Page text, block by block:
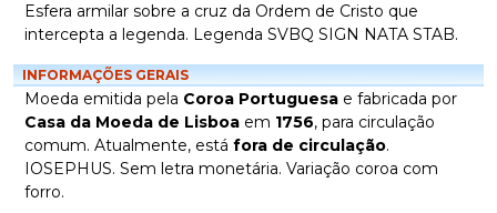
Esfera armilar sobre a cruz da Ordem de Cristo que
intercepta a legenda. Legenda SVBQ SIGN NATA STAB.
INFORMAÇÕES GERAIS
Moeda emitida pela Coroa Portuguesa e fabricada por
Casa da Moeda de Lisboa em 1756, para circulação
comum. Atualmente, está fora de circulação.
IOSEPHUS. Sem letra monetária. Variação coroa com
forro.